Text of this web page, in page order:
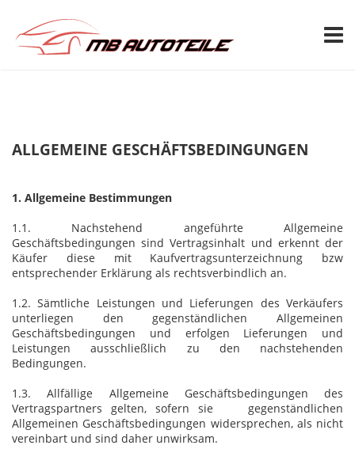
ALLGEMEINE GESCHÄFTSBEDINGUNGEN
1. Allgemeine Bestimmungen
1.1. Nachstehend angeführte Allgemeine
Geschäftsbedingungen sind Vertragsinhalt und erkennt der
Käufer diese mit Kaufvertragsunterzeichnung bzw
entsprechender Erklärung als rechtsverbindlich an.
1.2. Sämtliche Leistungen und Lieferungen des Verkäufers
unterliegen den gegenständlichen Allgemeinen
Geschäftsbedingungen und erfolgen Lieferungen und
Leistungen ausschließlich zu den nachstehenden
Bedingungen.
1.3. Allfällige Allgemeine Geschäftsbedingungen des
Vertragspartners gelten, sofern sie gegenständlichen
Allgemeinen Geschäftsbedingungen widersprechen, als nicht
vereinbart und sind daher unwirksam.